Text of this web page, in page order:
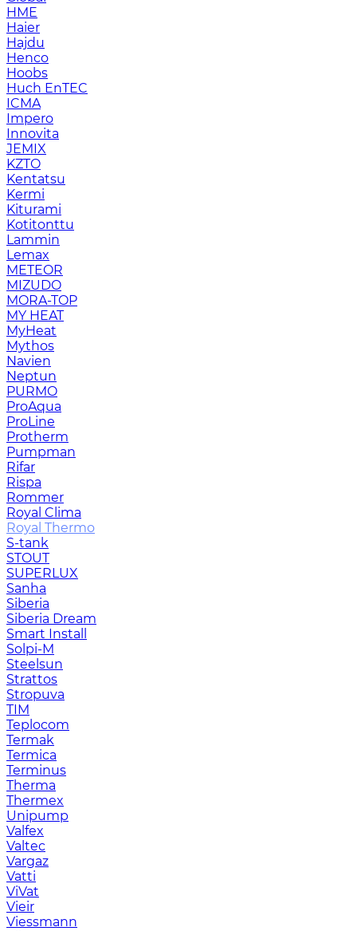
HME
Haier
Hajdu
Henco
Hoobs
Huch EnTEC
ICMA
Impero
Innovita
JEMIX
KZTO
Kentatsu
Kermi
Kiturami
Kotitonttu
Lammin
Lemax
METEOR
MIZUDO
MORA-TOP
MY HEAT
MyHeat
Mythos
Navien
Neptun
PURMO
ProAqua
ProLine
Protherm
Pumpman
Rifar
Rispa
Rommer
Royal Clima
Royal Thermo
S-tank
STOUT
SUPERLUX
Sanha
Siberia
Siberia Dream
Smart Install
Solpi-M
Steelsun
Strattos
Stropuva
TIM
Teplocom
Termak
Termica
Terminus
Therma
Thermex
Unipump
Valfex
Valtec
Vargaz
Vatti
ViVat
Vieir
Viessmann